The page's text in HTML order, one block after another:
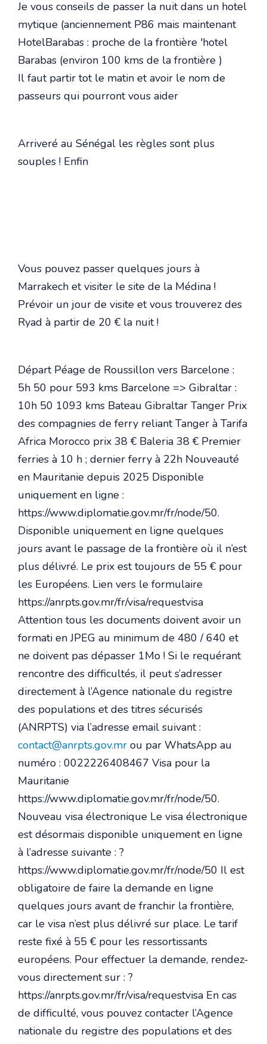
Je vous conseils de passer la nuit dans un hotel
mytique (anciennement P86 mais maintenant
HotelBarabas : proche de la frontière 'hotel
Barabas (environ 100 kms de la frontière )
Il faut partir tot le matin et avoir le nom de
passeurs qui pourront vous aider
Arriveré au Sénégal les règles sont plus
souples ! Enfin
Vous pouvez passer quelques jours à
Marrakech et visiter le site de la Médina !
Prévoir un jour de visite et vous trouverez des
Ryad à partir de 20 € la nuit !
Départ Péage de Roussillon vers Barcelone :
5h 50 pour 593 kms Barcelone => Gibraltar :
10h 50 1093 kms Bateau Gibraltar Tanger Prix
des compagnies de ferry reliant Tanger à Tarifa
Africa Morocco prix 38 € Baleria 38 € Premier
ferries à 10 h ; dernier ferry à 22h Nouveauté
en Mauritanie depuis 2025 Disponible
uniquement en ligne :
https://www.diplomatie.gov.mr/fr/node/50.
Disponible uniquement en ligne quelques
jours avant le passage de la frontière où il n’est
plus délivré. Le prix est toujours de 55 € pour
les Européens. Lien vers le formulaire
https://anrpts.gov.mr/fr/visa/requestvisa
Attention tous les documents doivent avoir un
formati en JPEG au minimum de 480 / 640 et
ne doivent pas dépasser 1Mo ! Si le requérant
rencontre des difficultés, il peut s’adresser
directement à l’Agence nationale du registre
des populations et des titres sécurisés
(ANRPTS) via l’adresse email suivant :
contact@anrpts.gov.mr ou par WhatsApp au
numéro : 0022226408467 Visa pour la
Mauritanie
https://www.diplomatie.gov.mr/fr/node/50.
Nouveau visa électronique Le visa électronique
est désormais disponible uniquement en ligne
à l’adresse suivante : ?
https://www.diplomatie.gov.mr/fr/node/50 Il est
obligatoire de faire la demande en ligne
quelques jours avant de franchir la frontière,
car le visa n’est plus délivré sur place. Le tarif
reste fixé à 55 € pour les ressortissants
européens. Pour effectuer la demande, rendez-
vous directement sur : ?
https://anrpts.gov.mr/fr/visa/requestvisa En cas
de difficulté, vous pouvez contacter l’Agence
nationale du registre des populations et des